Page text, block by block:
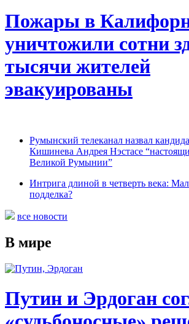
Пожары в
уничтожили сотни
тысячи жителей
эвакуированы
Румынский телеканал назвал
Кишинева Андрея Нэстасе
Великой Румынии”
Интрига длиной в четверть века:
подделка?
все новости
В мире
Путин и Эрдоган